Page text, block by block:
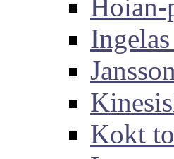
Hoian-
Kokt